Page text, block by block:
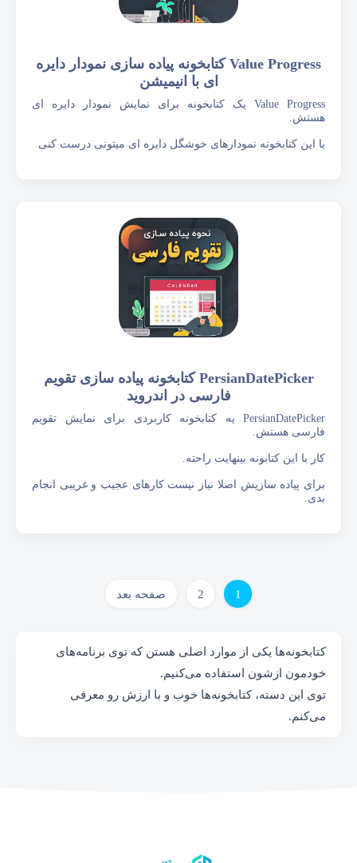
Value Progress کتابخونه پیاده سازی نمودار دایره
ای با انیمیشن
Value Progress یک کتابخونه برای نمایش نمودار دایره ای
هستش.
با این کتابخونه نمودارهای خوشگل دایره ای میتونی درست کنی
PersianDatePicker کتابخونه پیاده سازی تقویم
فارسی در اندروید
PersianDatePicker یه کتابخونه کاربردی برای نمایش تقویم
فارسی هستش.
کار با این کتابونه بینهایت راحته.
برای پیاده سازیش اصلا نیاز نیست کارهای عجیب و غریبی انجام
بدی.
1
2 صفحه بعد
کتابخونه‌ها یکی از موارد اصلی هستن که توی برنامه‌های
خودمون ازشون استفاده می‌کنیم.
توی این دسته، کتابخونه‌ها خوب و با ارزش رو معرفی
می‌کنم.